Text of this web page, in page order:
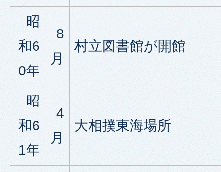
昭
和6
0年
8
月
村立図書館が開館
昭
和6
1年
4
月
大相撲東海場所